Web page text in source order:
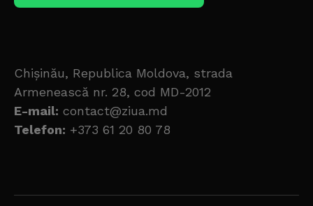
Chișinău, Republica Moldova, strada
Armenească nr. 28, cod MD-2012
E-mail: contact@ziua.md
Telefon: +373 61 20 80 78